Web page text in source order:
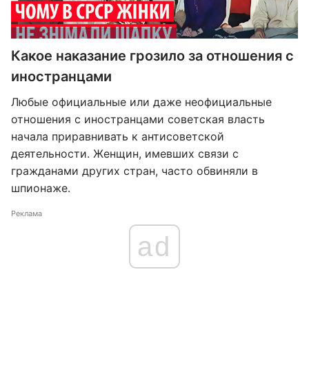
Какое наказание грозило за отношения с
иностранцами
Любые официальные или даже неофициальные
отношения с иностранцами советская власть
начала приравнивать к антисоветской
деятельности. Женщин, имевших связи с
гражданами других стран, часто обвиняли в
шпионаже.
Реклама
ad